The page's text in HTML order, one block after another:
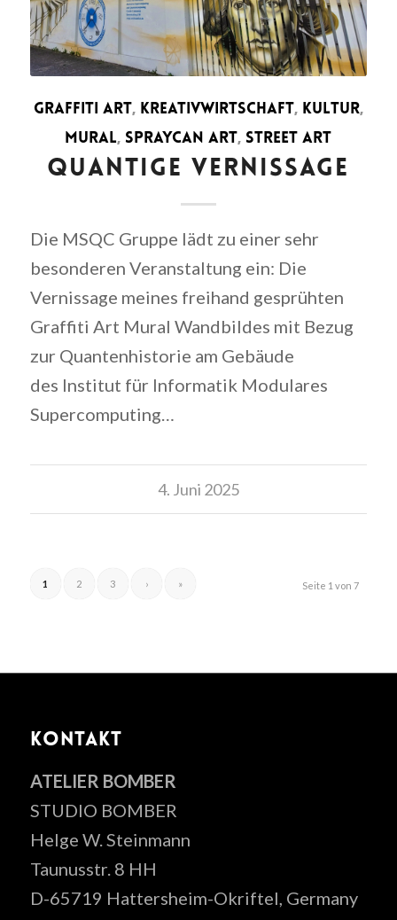
GRAFFITI ART, KREATIVWIRTSCHAFT, KULTUR,
MURAL, SPRAYCAN ART, STREET ART
QUANTIGE VERNISSAGE
Die MSQC Gruppe lädt zu einer sehr
besonderen Veranstaltung ein: Die
Vernissage meines freihand gesprühten
Graffiti Art Mural Wandbildes mit Bezug
zur Quantenhistorie am Gebäude
des Institut für Informatik Modulares
Supercomputing…
4. Juni 2025
Seite 1 von 7
1 2 3 › »
KONTAKT
ATELIER BOMBER
STUDIO BOMBER
Helge W. Steinmann
Taunusstr. 8 HH
D-65719 Hattersheim-Okriftel, Germany